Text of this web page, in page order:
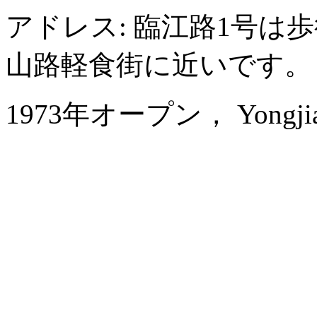
アドレス: 臨江路1号は
山路軽食街に近いです。
1973年オープン，